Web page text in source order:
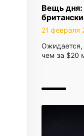
Вещь дня:
21 февраля
Ожидается,
чем за $20